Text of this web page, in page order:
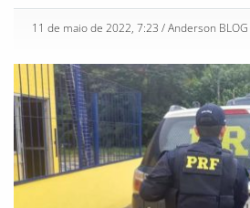
11 de maio de 2022, 7:23 / Anderson BLOG